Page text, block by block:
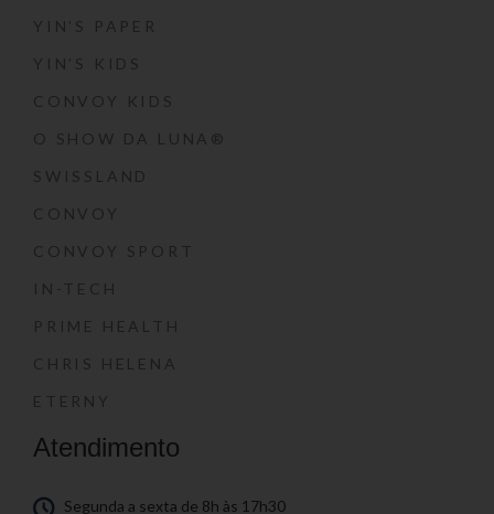
YIN’S PAPER
YIN’S KIDS
CONVOY KIDS
O SHOW DA LUNA®
SWISSLAND
CONVOY
CONVOY SPORT
IN-TECH
PRIME HEALTH
CHRIS HELENA
ETERNY
Atendimento
Segunda a sexta de 8h às 17h30